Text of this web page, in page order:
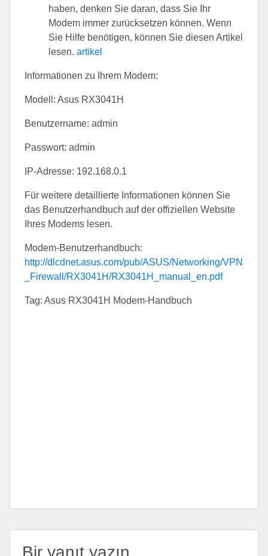
haben, denken Sie daran, dass Sie Ihr
Modem immer zurücksetzen können. Wenn
Sie Hilfe benötigen, können Sie diesen Artikel
lesen. artikel
Informationen zu Ihrem Modem:
Modell: Asus RX3041H
Benutzername: admin
Passwort: admin
IP-Adresse: 192.168.0.1
Für weitere detaillierte Informationen können Sie
das Benutzerhandbuch auf der offiziellen Website
Ihres Modems lesen.
Modem-Benutzerhandbuch:
http://dlcdnet.asus.com/pub/ASUS/Networking/VPN
_Firewall/RX3041H/RX3041H_manual_en.pdf
Tag: Asus RX3041H Modem-Handbuch
Bir yanıt yazın